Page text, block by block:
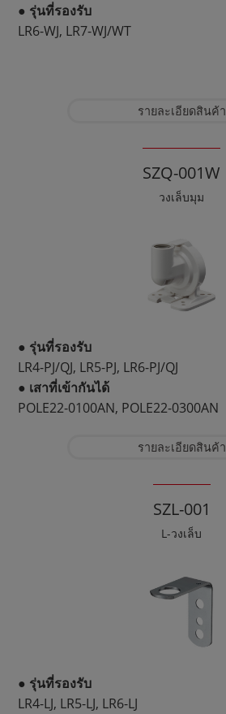
● รุ่นที่รองรับ
LR6-WJ, LR7-WJ/WT
รายละเอียดสินค้า
SZQ-001W
วงเล็บมุม
● รุ่นที่รองรับ
LR4-PJ/QJ, LR5-PJ, LR6-PJ/QJ
● เสาที่เข้ากันได้
POLE22-0100AN, POLE22-0300AN
รายละเอียดสินค้า
SZL-001
L-วงเล็บ
● รุ่นที่รองรับ
LR4-LJ, LR5-LJ, LR6-LJ